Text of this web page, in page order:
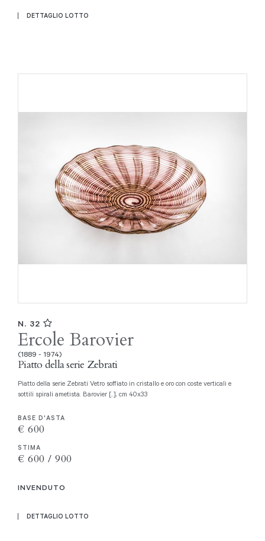
DETTAGLIO LOTTO
N. 32
Ercole Barovier
(1889 - 1974)
Piatto della serie Zebrati
Piatto della serie Zebrati Vetro soffiato in cristallo e oro con coste verticali e
sottili spirali ametista. Barovier [..], cm 40x33
BASE D'ASTA
€ 600
STIMA
€ 600 / 900
INVENDUTO
DETTAGLIO LOTTO